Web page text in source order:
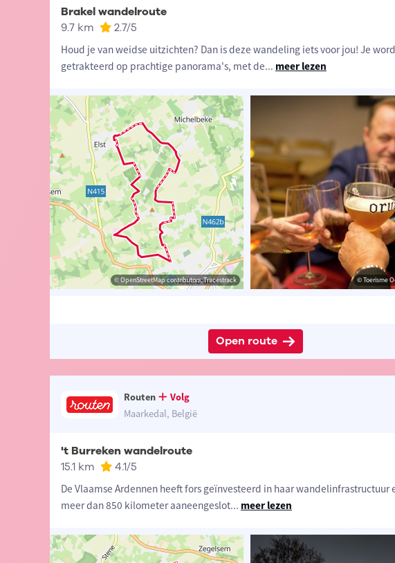
Brakel wandelroute
9.7 km 2.7/5
Houd je van weidse uitzichten? Dan is deze wandeling iets voor jou! Je
getrakteerd op prachtige panorama's, met de... meer lezen
© OpenStreetMap contributors, Tracestrack © Toerisme
Open route
Oost-Vlaanderen © OpenStreetMap contributors, Tracestrack ©
Routen
Volg
Maarkedal, België
't Burreken wandelroute
15.1 km 4.1/5
De Vlaamse Ardennen heeft fors geïnvesteerd in haar wandelinfrastructuur
meer dan 850 kilometer aaneengeslot... meer lezen